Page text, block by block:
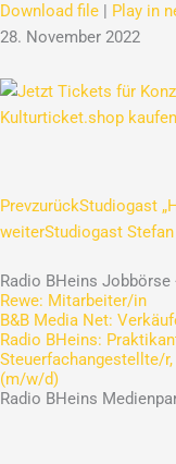
Download file | Play in
28. November 2022
PrevzurückStudiogast
weiterStudiogast
Radio BHeins Jobbörse
Rewe: Mitarbeiter/in
B&B Media Net:
Radio BHeins:
Steuerfachangestellte/
(m/w/d)
Radio BHeins